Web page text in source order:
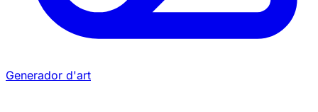
Generador d'art